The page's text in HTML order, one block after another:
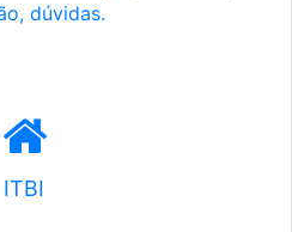
dúvidas.
ITBI